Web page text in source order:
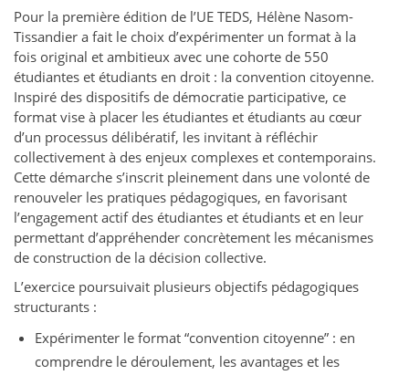
Pour la première édition de l’UE TEDS, Hélène Nasom-
Tissandier a fait le choix d’expérimenter un format à la
fois original et ambitieux avec une cohorte de 550
étudiantes et étudiants en droit : la convention citoyenne.
Inspiré des dispositifs de démocratie participative, ce
format vise à placer les étudiantes et étudiants au cœur
d’un processus délibératif, les invitant à réfléchir
collectivement à des enjeux complexes et contemporains.
Cette démarche s’inscrit pleinement dans une volonté de
renouveler les pratiques pédagogiques, en favorisant
l’engagement actif des étudiantes et étudiants et en leur
permettant d’appréhender concrètement les mécanismes
de construction de la décision collective.
L’exercice poursuivait plusieurs objectifs pédagogiques
structurants :
Expérimenter le format “convention citoyenne” : en
comprendre le déroulement, les avantages et les